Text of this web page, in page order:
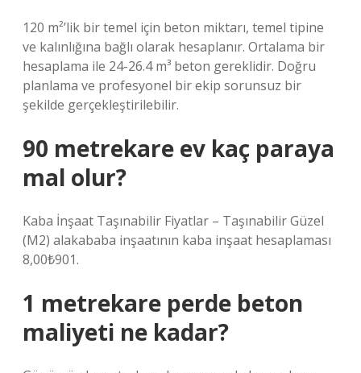
120 m²’lik bir temel için beton miktarı, temel tipine
ve kalınlığına bağlı olarak hesaplanır. Ortalama bir
hesaplama ile 24-26.4 m³ beton gereklidir. Doğru
planlama ve profesyonel bir ekip sorunsuz bir
şekilde gerçekleştirilebilir.
90 metrekare ev kaç paraya
mal olur?
Kaba İnşaat Taşınabilir Fiyatlar – Taşınabilir Güzel
(M2) alakababa inşaatının kaba inşaat hesaplaması
8,00₺901.
1 metrekare perde beton
maliyeti ne kadar?